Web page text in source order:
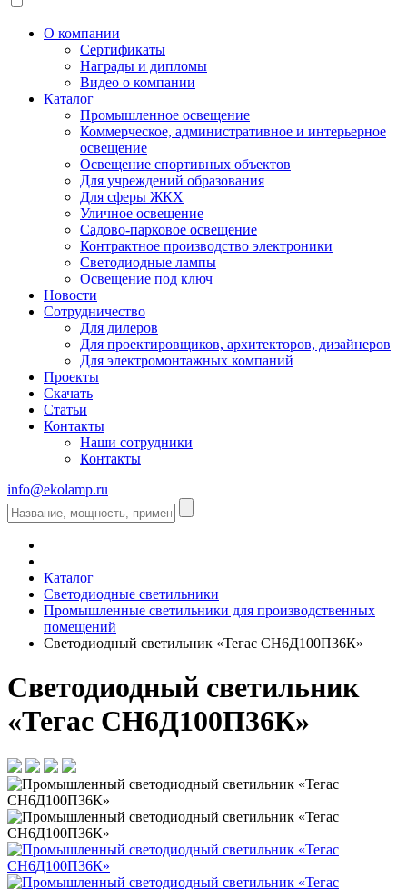
О компании
Сертификаты
Награды и дипломы
Видео о компании
Каталог
Промышленное освещение
Коммерческое, административное и интерьерное
освещение
Освещение спортивных объектов
Для учреждений образования
Для сферы ЖКХ
Уличное освещение
Садово-парковое освещение
Контрактное производство электроники
Светодиодные лампы
Освещение под ключ
Новости
Сотрудничество
Для дилеров
Для проектировщиков, архитекторов, дизайнеров
Для электромонтажных компаний
Проекты
Скачать
Статьи
Контакты
Наши сотрудники
Контакты
info@ekolamp.ru
Каталог
Светодиодные светильники
Промышленные светильники для производственных
помещений
Светодиодный светильник «Тегас СН6Д100П36К»
Светодиодный светильник
«Тегас СН6Д100П36К»